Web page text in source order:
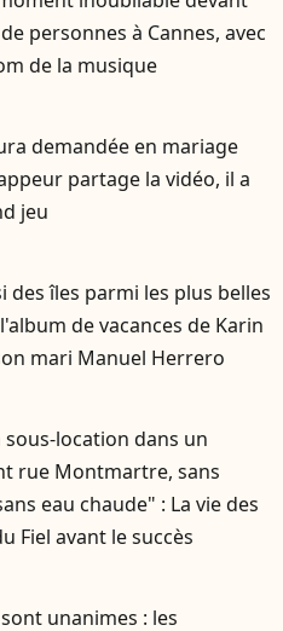
personnes à Cannes, avec
de la musique
demandée en mariage
partage la vidéo, il a
jeu
des îles parmi les plus belles
de vacances de Karin
mari Manuel Herrero
sous-location dans un
rue Montmartre, sans
eau chaude" : La vie des
Fiel avant le succès
unanimes : les